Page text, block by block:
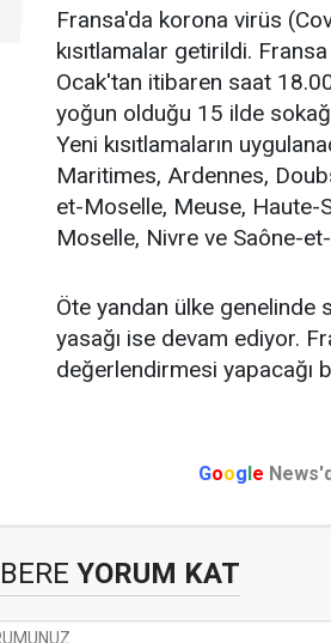
Fransa'da korona virüs
kısıtlamalar getirildi.
Ocak'tan itibaren saat
yoğun olduğu 15 ilde
Yeni kısıtlamaların
Maritimes, Ardennes,
et-Moselle, Meuse,
Moselle, Nivre ve Saône-
Öte yandan ülke genelinde
yasağı ise devam ediyor.
değerlendirmesi yapacağı
Google
YORUM KAT